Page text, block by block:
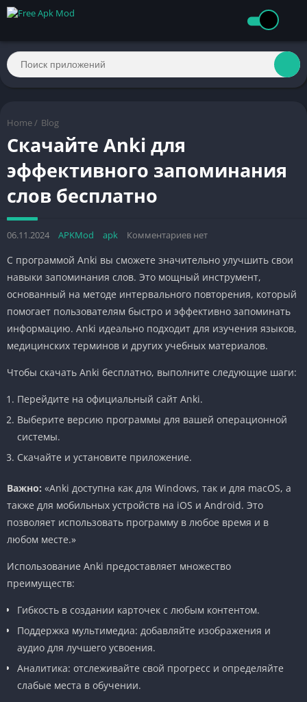
Home / Blog
Скачайте Anki для
эффективного запоминания
слов бесплатно
06.11.2024 APKMod apk Комментариев нет
С программой Anki вы сможете значительно улучшить свои
навыки запоминания слов. Это мощный инструмент,
основанный на методе интервального повторения, который
помогает пользователям быстро и эффективно запоминать
информацию. Anki идеально подходит для изучения языков,
медицинских терминов и других учебных материалов.
Чтобы скачать Anki бесплатно, выполните следующие шаги:
Перейдите на официальный сайт Anki.
Выберите версию программы для вашей операционной
системы.
Скачайте и установите приложение.
Важно: «Anki доступна как для Windows, так и для macOS, а
также для мобильных устройств на iOS и Android. Это
позволяет использовать программу в любое время и в
любом месте.»
Использование Anki предоставляет множество
преимуществ:
Гибкость в создании карточек с любым контентом.
Поддержка мультимедиа: добавляйте изображения и
аудио для лучшего усвоения.
Аналитика: отслеживайте свой прогресс и определяйте
слабые места в обучении.